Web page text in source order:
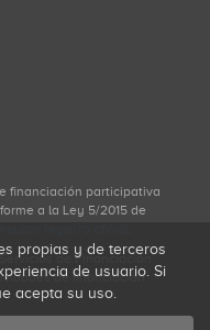
financiación participativa
a la Ley 5/2015 de
de Financiación
de financiación
propias y de terceros
de usuario. Si
acepta su uso.